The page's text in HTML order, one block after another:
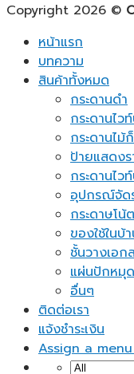
Copyright 2026 ©
หน้าแรก
บทความ
สินค้าทั้งหมด
กระดานดำ
กระดานไว
กระดานไม้
ป้ายแสดงร
กระดานไว
อุปกรณ์จัด
กระดาษโน้ต
ของใช้ในบ้
ชั้นวางเอก
แผ่นปักหมุ
อื่นๆ
ติดต่อเรา
แจ้งชำระเงิน
Assign a